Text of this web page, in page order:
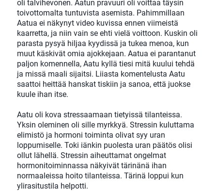
oli talvihevonen. Aatun pravuuri oli voittaa täysin
toivottomalta tuntuvista asemista. Pahimmillaan
Aatua ei näkynyt video kuvissa ennen viimeistä
kaarretta, ja niin vain se ehti vielä voittoon. Kuskin oli
parasta pysyä hiljaa kyydissä ja tukea menoa, kun
muut käskivät omia ajokkejaan. Aatua ei parantanut
paljon komennella, Aatu kyllä tiesi mitä kuului tehdä
ja missä maali sijaitsi. Liiasta komentelusta Aatu
saattoi heittää hanskat tiskiin ja sanoa, että juokse
kuule ihan itse.
Aatu oli kova stressaamaan tietyissä tilanteissa.
Yksin oleminen oli sille myrkkyä. Stressin kuluttama
elimistö ja hormoni toiminta olivat syy uran
loppumiselle. Toki iänkin puolesta uran päätös olisi
ollut lähellä. Stressin aiheuttamat ongelmat
hormonitoiminnassa näkyivät tärinänä ihan
normaaleissa hoito tilanteissa. Tärinä loppui kun
ylirasitustila helpotti.